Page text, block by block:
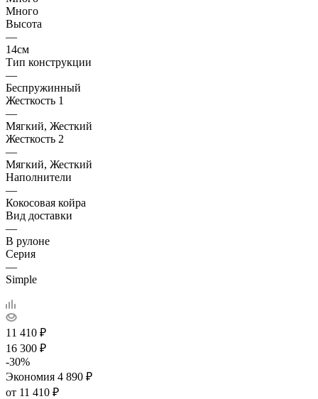
Много
Высота
—
14см
Тип конструкции
—
Беспружинный
Жесткость 1
—
Мягкий, Жесткий
Жесткость 2
—
Мягкий, Жесткий
Наполнители
—
Кокосовая койра
Вид доставки
—
В рулоне
Серия
—
Simple
11 410 ₽
16 300 ₽
-30%
Экономия 4 890 ₽
от 11 410 ₽